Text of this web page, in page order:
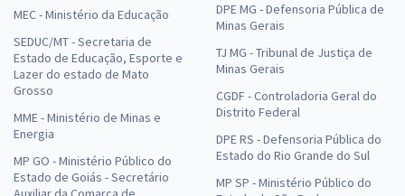
MEC - Ministério da Educação
SEDUC/MT - Secretaria de
Estado de Educação, Esporte e
Lazer do estado de Mato
Grosso
MME - Ministério de Minas e
Energia
MP GO - Ministério Público do
Estado de Goiás - Secretário
DPE MG - Defensoria Pública de
Minas Gerais
TJ MG - Tribunal de Justiça de
Minas Gerais
CGDF - Controladoria Geral do
Distrito Federal
DPE RS - Defensoria Pública do
Estado do Rio Grande do Sul
MP SP - Ministério Público do